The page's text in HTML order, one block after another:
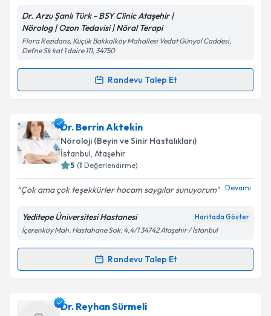
Kişisel verilerimin işlenmesine ilişkin
Metni'ni okudum ve kişisel verilerimin belirtilen
kapsamda işlenmesini kabul ediyorum.
Dr. Arzu Şanlı Türk - BSY Clinic Ataşehir |
Nörolog | Ozon Tedavisi | Nöral Terapi
Flora Rezidans, Küçük Bakkalköy Mahallesi Vedat Günyol Caddesi,
Defne Sk kat 1 daire 111, 34750
Randevu Talep Et
Randevu Takvimi Talebi
Uzm. Dr. Arzu Şanlı Türkiçin randevu takvimi talebi
oluşturun. Size bu uzmandan randevu almanız için bir
takvim hazırlandığında e-posta ile bilgilendireceğiz.
Kişisel verilerimin işlenmesine ilişkinAydınlatma
Metni'ni okudum ve kişisel verilerimin belirtilen
kapsamda işlenmesini kabul ediyorum.
Dr. Berrin Aktekin
Nöroloji (Beyin ve Sinir Hastalıkları)
İstanbul, Ataşehir
5 (1 Değerlendirme)
Çok ama çok teşekkürler hocam saygılar sunuyorum Devamı
Yeditepe Üniversitesi Hastanesi Haritada Göster
İçerenköy Mah. Hastahane Sok. 4,4/1 34742 Ataşehir / İstanbul
Randevu Talep Et
Randevu Takvimi Talebi
Dr. Berrin Aktekiniçin randevu takvimi talebi
Dr. Reyhan Sürmeli